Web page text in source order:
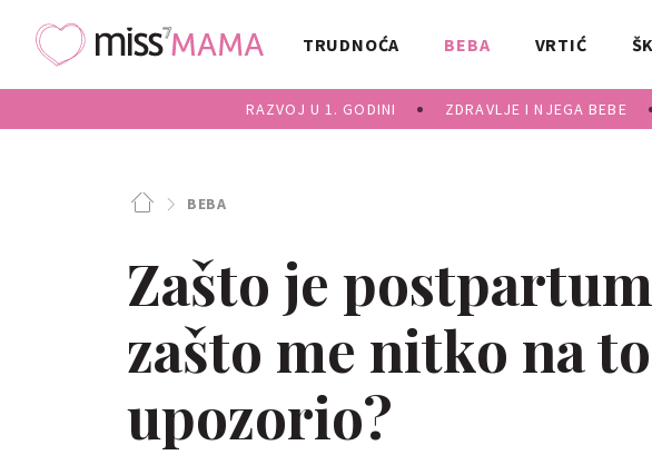
TRUDNOĆA BEBA
RAZVOJ U 1. GODINI ZDRAVLJE I NJEGA BEBE
VRTIĆ
BEBA
Zašto je
zašto me nitko na
upozorio?